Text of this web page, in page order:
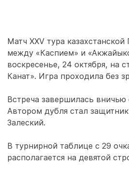
Матч XXV тура
между «Каспием» и
воскресенье, 24 октября, на
Канат». Игра проходила без
Встреча завершилась вничью
Автором дубля стал
Залеский.
В турнирной таблице с 29
располагается на девятой